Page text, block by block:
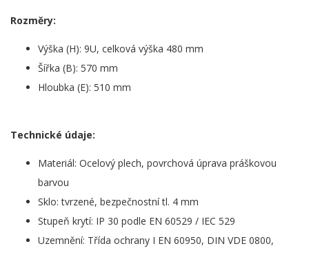
Rozměry:
Výška (H): 9U, celková výška 480 mm
Šířka (B): 570 mm
Hloubka (E): 510 mm
Technické údaje:
Materiál: Ocelový plech, povrchová úprava práškovou
barvou
Sklo: tvrzené, bezpečnostní tl. 4 mm
Stupeň krytí: IP 30 podle EN 60529 / IEC 529
Uzemnění: Třída ochrany I EN 60950, DIN VDE 0800,